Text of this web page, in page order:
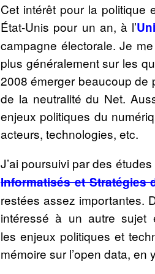
Cet intérêt pour la politique
État-Unis pour un an, à l’
campagne électorale. Je
plus généralement sur les
2008 émerger beaucoup de
de la neutralité du Net.
enjeux politiques du
acteurs, technologies, etc.
J’ai poursuivi par des
Informatisés et Stratégies
restées assez importantes.
intéressé à un autre sujet
les enjeux politiques et
mémoire sur l’open data,